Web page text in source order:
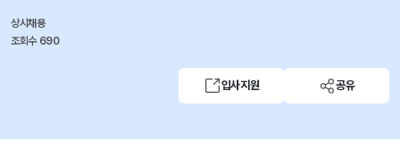
상시채용
조회수 690
입사지원 공유